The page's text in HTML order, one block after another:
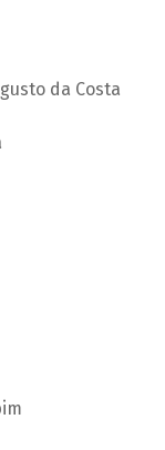
da Costa